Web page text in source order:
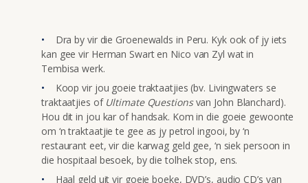
Dra by vir die Groenewalds in Peru. Kyk ook of jy iets
kan gee vir Herman Swart en Nico van Zyl wat in
Tembisa werk.
Koop vir jou goeie traktaatjies (bv. Livingwaters se
traktaatjies of Ultimate Questionsvan John Blanchard).
Hou dit in jou kar of handsak. Kom in die goeie gewoonte
om ‘n traktaatjie te gee as jy petrol ingooi, by ‘n
restaurant eet, vir die karwag geld gee, ‘n siek persoon in
die hospitaal besoek, by die tolhek stop, ens.
Haal geld uit vir goeie boeke, DVD’s, audio CD’s van